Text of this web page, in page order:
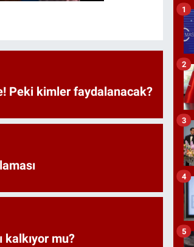
Peki kimler faydalanacak?
kalkıyor mu?
1
2
3
4
5